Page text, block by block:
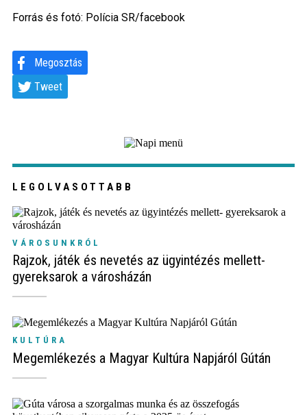
Forrás és fotó: Polícia SR/facebook
Megosztás
Tweet
LEGOLVASOTTABB
VÁROSUNKRÓL
Rajzok, játék és nevetés az ügyintézés mellett-
gyereksarok a városházán
KULTÚRA
Megemlékezés a Magyar Kultúra Napjáról Gútán